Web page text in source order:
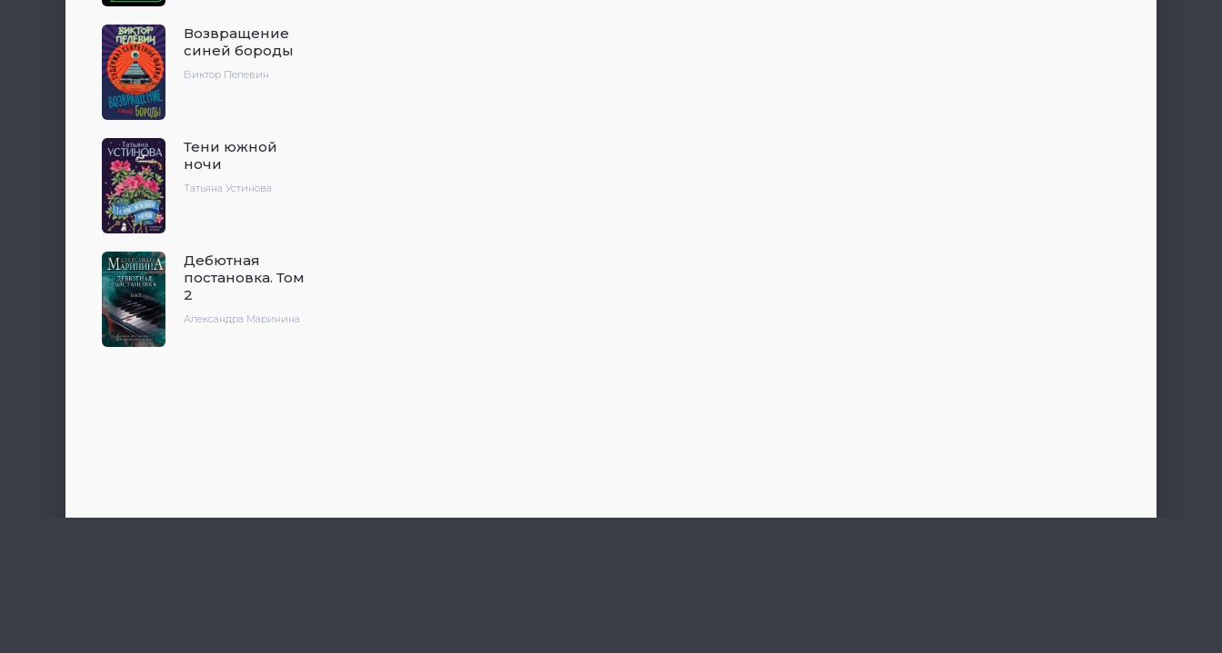
Возвращение
синей бороды
Виктор Пелевин
Тени южной
ночи
Татьяна Устинова
Дебютная
постановка. Том
2
Александра Маринина